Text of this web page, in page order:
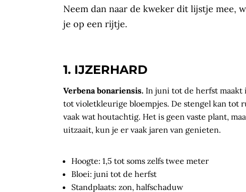
Neem dan naar de kweker dit lijstje mee,
je op een rijtje.
1. IJZERHARD
Verbena bonariensis. In juni tot de herfst maakt
tot violetkleurige bloempjes. De stengel kan tot
vaak wat houtachtig. Het is geen vaste plant,
uitzaait, kun je er vaak jaren van genieten.
Hoogte: 1,5 tot soms zelfs twee meter
Bloei: juni tot de herfst
Standplaats: zon, halfschaduw